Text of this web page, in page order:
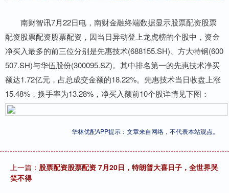
南财智讯7月22日电，南财金融终端数据显示股票配资股票
配资股票配资股票配资，因当日异动登上龙虎榜的个股中，资金
净买入最多的前三位分别是先惠技术(688155.SH)、方大特钢(600
507.SH)与华伍股份(300095.SZ)。其中排名第一的先惠技术净买
额达1.72亿元，占总成交金额的18.22%。先惠技术当日收盘上涨
15.48%，换手率为13.28%，净买入额前10个股详情见下图：
华林优配APP提示：文章来自网络，不代表本站观点。
上一篇： 股票配资股票配资 7月20日，特朗普大喜日子，全世界哭
笑不得